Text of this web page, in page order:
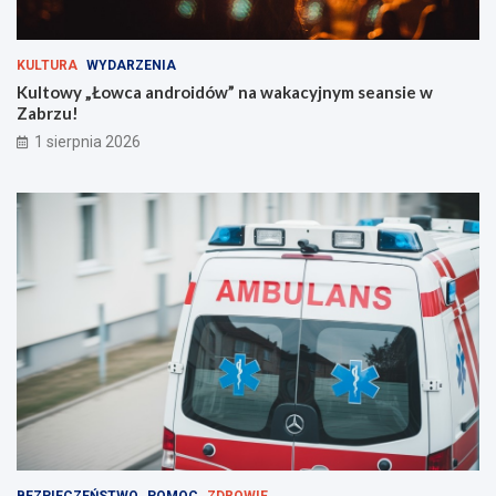
i
e
m
!
KULTURA WYDARZENIA
Kultowy „Łowca androidów” na wakacyjnym seansie w
Zabrzu!
1 sierpnia 2026